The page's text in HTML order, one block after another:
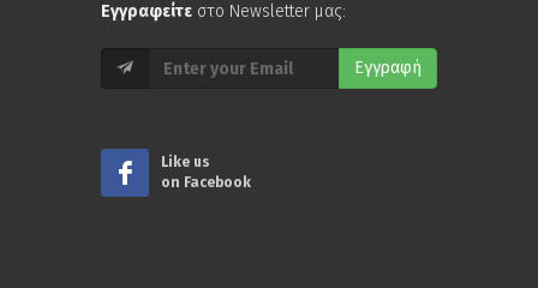
Εγγραφείτε στο Newsletter μας:
Εγγραφή
Like us
on Facebook